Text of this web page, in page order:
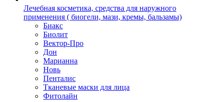
Лечебная косметика, средства для наружного
применения ( биогели, мази, кремы, бальзамы)
Биакс
Биолит
Вектор-Про
Дон
Марианна
Новь
Пенталис
Тканевые маски для лица
Фитолайн